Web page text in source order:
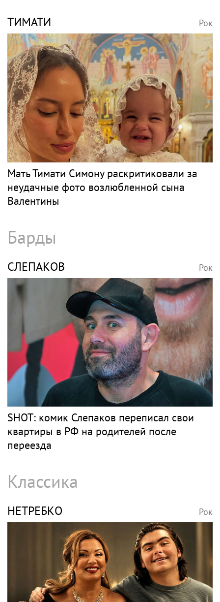
ТИМАТИ Рок
Мать Тимати Симону раскритиковали за
неудачные фото возлюбленной сына
Валентины
Барды
СЛЕПАКОВ Рок
SHOT: комик Слепаков переписал свои
квартиры в РФ на родителей после
переезда
Классика
НЕТРЕБКО Рок